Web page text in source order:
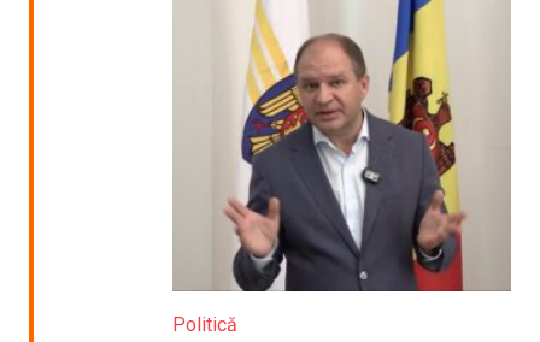
Politică